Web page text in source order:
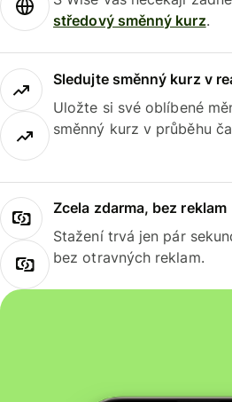
středový směnný kurz.
Sledujte směnný kurz v
Uložte si své oblíbené
směnný kurz v průběhu
Zcela zdarma, bez reklam
Stažení trvá jen pár
bez otravných reklam.